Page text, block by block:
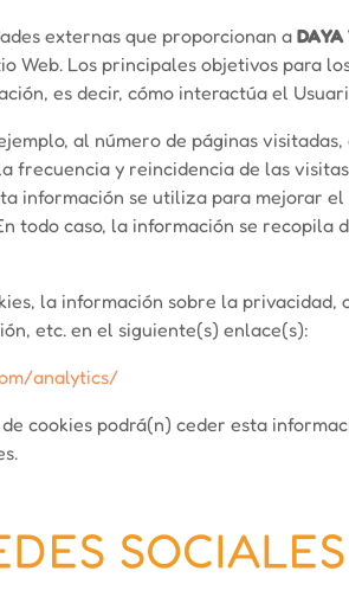
externas que proporcionan a
Web. Los principales objetivos para
es decir, cómo interactúa el
al número de páginas
frecuencia y reincidencia de las
información se utiliza para mejorar
todo caso, la información se recopila
la información sobre la
etc. en el siguiente(s) enlace(s):
analytics/
cookies podrá(n) ceder esta
SOCIALES